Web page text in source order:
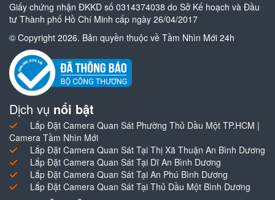
Giấy chứng nhận ĐKKD số 0314374038 do Sở Kế hoạch và Đầu
tư Thành phố Hồ Chí Minh cấp ngày 26/04/2017
© Copyright 2026. Bản quyền thuộc về Tầm Nhìn Mới 24h
Dịch vụ nổi bật
Lắp Đặt Camera Quan Sát Phường Thủ Dầu Một TP.HCM |
Camera Tầm Nhìn Mới
Lắp Đặt Camera Quan Sát Tại Thị Xã Thuận An Bình Dương
Lắp Đặt Camera Quan Sát Tại Dĩ An Bình Dương
Lắp Đặt Camera Quan Sát Tại An Phú Bình Dương
Lắp Đặt Camera Quan Sát Tại Thủ Dầu Một Bình Dương